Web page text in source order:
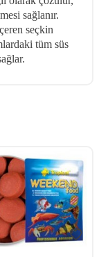
sağlanır.
seçkin
tüm süs